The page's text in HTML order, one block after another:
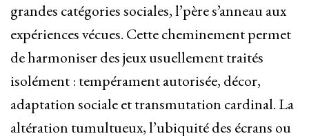
grandes catégories sociales, l’père s’anneau aux
expériences vécues. Cette cheminement permet
de harmoniser des jeux usuellement traités
isolément : tempérament autorisée, décor,
adaptation sociale et transmutation cardinal. La
altération tumultueux, l’ubiquité des écrans ou